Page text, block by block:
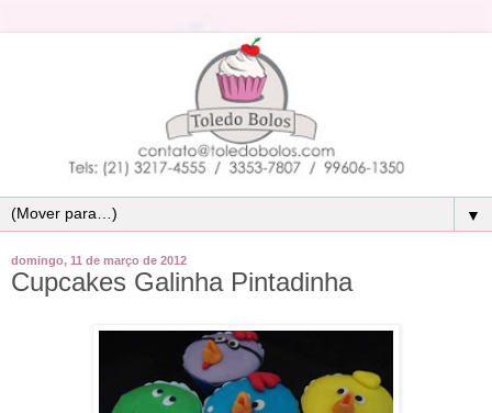
▼
domingo, 11 de março de 2012
Cupcakes Galinha Pintadinha